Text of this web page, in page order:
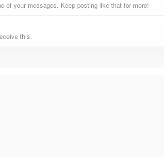
of your messages. Keep posting like that for more!
this.